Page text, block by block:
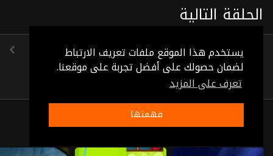
يستخدم هذا الموقع ملفات تعريف الارتباط
لضمان حصولك على أفضل تجربة على موقعنا.
تعرف على المزيد
فهمتها
الحلقة التالية
الحلقة 52
(0:02:50)
ذات صلة